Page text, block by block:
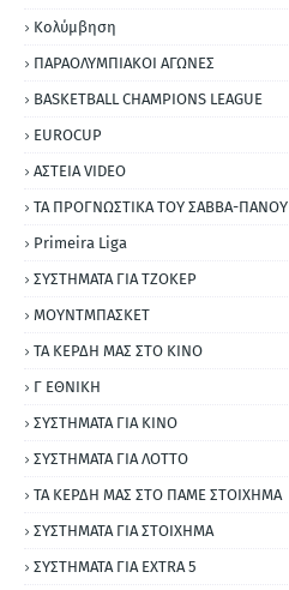
Κολύμβηση
ΠΑΡΑΟΛΥΜΠΙΑΚΟΙ ΑΓΩΝΕΣ
BASKETBALL CHAMPIONS LEAGUE
EUROCUP
ΑΣΤΕΙΑ VIDEO
ΤΑ ΠΡΟΓΝΩΣΤΙΚΑ ΤΟΥ ΣΑΒΒΑ-ΠΑΝΟΥ
Primeira Liga
ΣΥΣΤΗΜΑΤΑ ΓΙΑ ΤΖΟΚΕΡ
ΜΟΥΝΤΜΠΑΣΚΕΤ
ΤΑ ΚΕΡΔΗ ΜΑΣ ΣΤΟ ΚΙΝΟ
Γ ΕΘΝΙΚΗ
ΣΥΣΤΗΜΑΤΑ ΓΙΑ ΚΙΝΟ
ΣΥΣΤΗΜΑΤΑ ΓΙΑ ΛΟΤΤΟ
ΤΑ ΚΕΡΔΗ ΜΑΣ ΣΤΟ ΠΑΜΕ ΣΤΟΙΧΗΜΑ
ΣΥΣΤΗΜΑΤΑ ΓΙΑ ΣΤΟΙΧΗΜΑ
ΣΥΣΤΗΜΑΤΑ ΓΙΑ ΕΧΤRΑ 5